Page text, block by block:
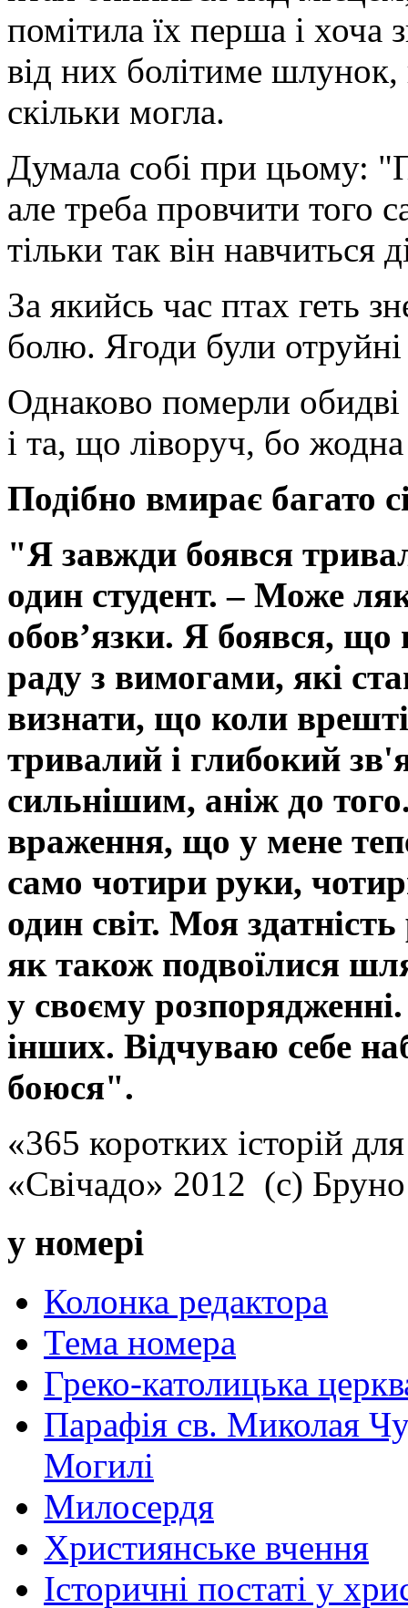
помітила їх перша і хоча
від них болітиме шлунок,
скільки могла.
Думала собі при цьому:
але треба провчити
тільки так він навчиться
За якийсь час птах геть
болю. Ягоди були
Однаково померли
і та, що ліворуч, бо
Подібно вмирає багато
"Я завжди боявся
один студент. – Може
обов’язки. Я боявся, що
раду з вимогами, які
визнати, що коли
тривалий і глибокий
сильнішим, аніж до
враження, що у мене
само чотири руки,
один світ. Моя здатність
як також подвоїлися
у своєму
інших. Відчуваю себе
боюся".
«365 коротких історій
«Свічадо» 2012 (с)
у номері
Колонка редактора
Тема номера
Греко-католицька
Парафія св. Миколая
Могилі
Милосердя
Християнське вчення
Історичні постаті у